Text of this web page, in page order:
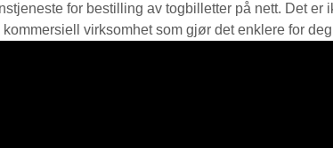
for bestilling av togbilletter på nett. Det
virksomhet som gjør det enklere for